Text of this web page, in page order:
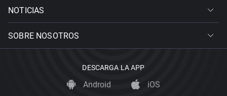
NOTICIAS
SOBRE NOSOTROS
DESCARGA LA APP
Android iOS